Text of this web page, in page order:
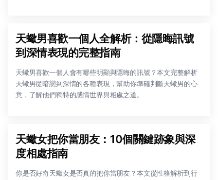
天蠍男喜歡一個人全解析：從隱晦訊號
到深情表現的完整指南
天蠍男喜歡一個人會有哪些明顯與隱晦的訊號？本文完整解析
天蠍男從暗戀到深情的各種表現，幫助你準確判斷天蠍男的心
意，了解他們獨特的感情世界與相處之道。
天蠍女把你當朋友：10個關鍵跡象與深
度相處指南
你是否好奇天蠍女是否真的把你當朋友？本文從性格解析到行